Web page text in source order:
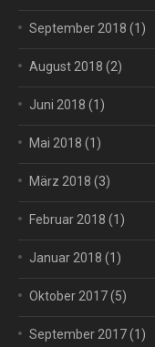
September 2018 (1)
August 2018 (2)
Juni 2018 (1)
Mai 2018 (1)
März 2018 (3)
Februar 2018 (1)
Januar 2018 (1)
Oktober 2017(5)
September 2017(1)